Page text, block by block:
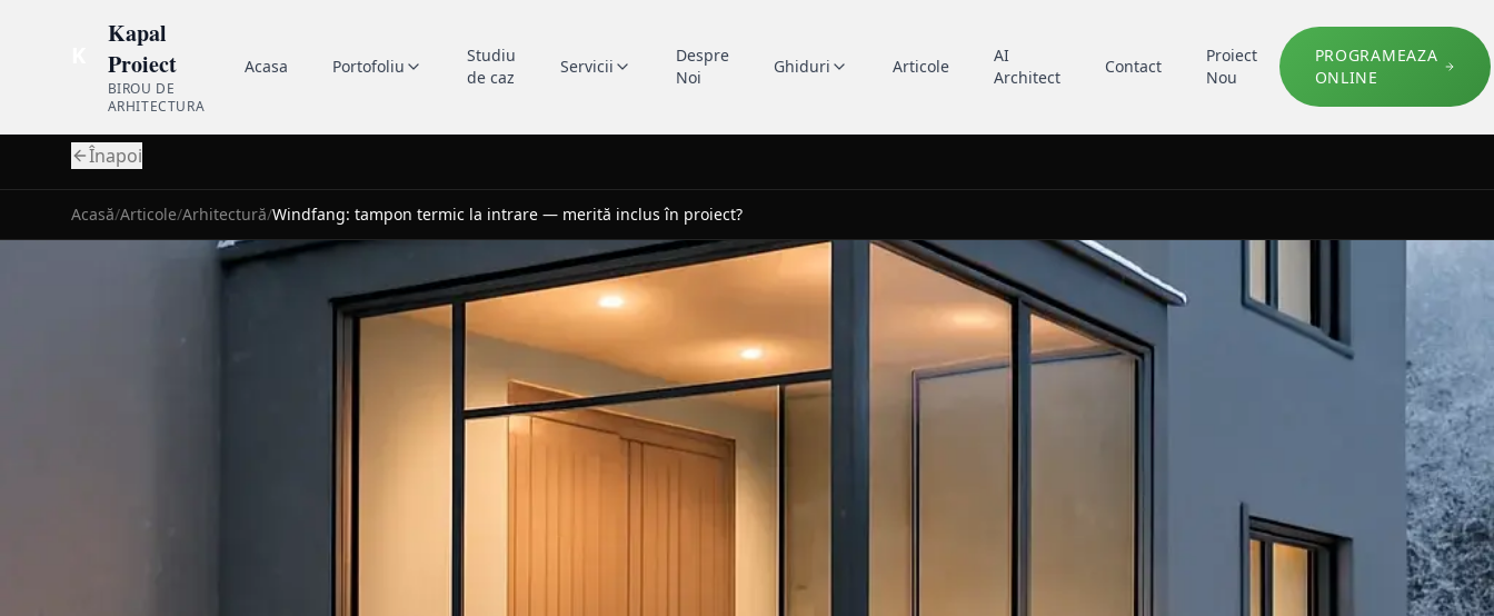
Kapal
Proiect
BIROU DE
ARHITECTURA
Acasa Portofoliu
Studiu
de caz
Servicii
Despre
Noi
Ghiduri Articole
AI
Architect
Contact
Proiect
Nou
PROGRAMEAZA
ONLINE
Înapoi
Acasă/Articole/Arhitectură/Windfang: tampon termic la intrare — merită inclus în proiect?